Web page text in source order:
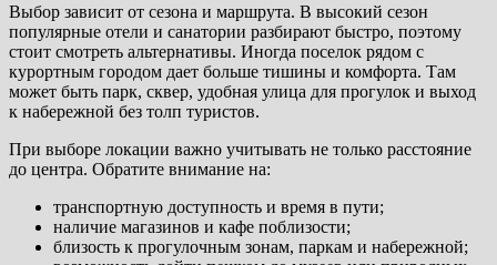
Выбор зависит от сезона и маршрута. В высокий сезон
популярные отели и санатории разбирают быстро, поэтому
стоит смотреть альтернативы. Иногда поселок рядом с
курортным городом дает больше тишины и комфорта. Там
может быть парк, сквер, удобная улица для прогулок и выход
к набережной без толп туристов.
При выборе локации важно учитывать не только расстояние
до центра. Обратите внимание на:
транспортную доступность и время в пути;
наличие магазинов и кафе поблизости;
близость к прогулочным зонам, паркам и набережной;